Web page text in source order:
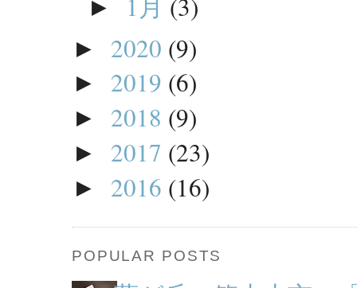
►
► 2020 (9)
► 2019 (6)
► 2018 (9)
► 2017 (23)
► 2016 (16)
POPULAR POSTS